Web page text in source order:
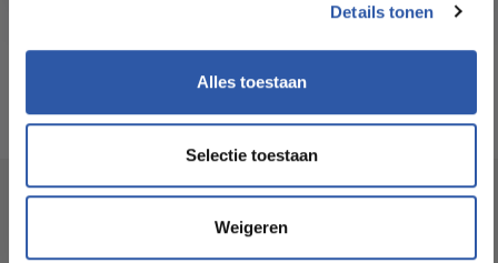
Details tonen
Alles toestaan
Selectie toestaan
Weigeren
Socialmedia